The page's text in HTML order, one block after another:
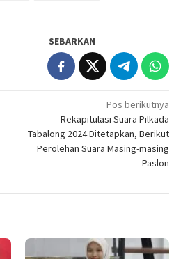
SEBARKAN
Pos berikutnya
Rekapitulasi Suara Pilkada
Tabalong 2024 Ditetapkan, Berikut
Perolehan Suara Masing-masing
Paslon